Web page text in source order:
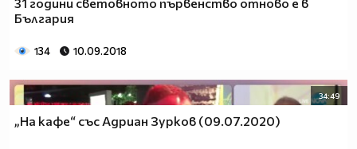
България
134 10.09.2018
34:49
„На кафе“ със Адриан Зурков (09.07.2020)